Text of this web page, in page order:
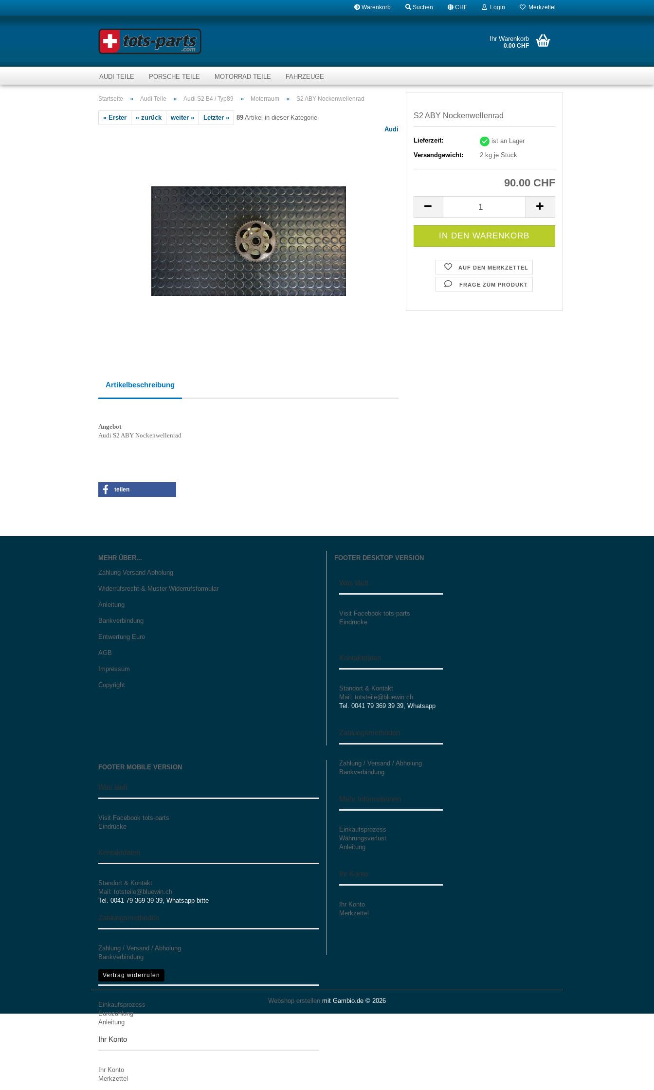
Warenkorb Suchen CHF Login Merkzettel
Ihr Warenkorb
0.00 CHF
AUDI TEILE PORSCHE TEILE MOTORRAD TEILE FAHRZEUGE
Startseite » Audi Teile » Audi S2 B4 / Typ89 » Motorraum » S2 ABY Nockenwellenrad
« Erster « zurück weiter » Letzter » 89 Artikel in dieser Kategorie
Audi
S2 ABY Nockenwellenrad
Lieferzeit:
ist an Lager
Versandgewicht:
2 kg je Stück
90.00 CHF
AUF DEN MERKZETTEL
FRAGE ZUM PRODUKT
Artikelbeschreibung
Angebot
Audi S2 ABY Nockenwellenrad
teilen
MEHR ÜBER...
Zahlung Versand Abholung
Widerrufsrecht & Muster-Widerrufsformular
Anleitung
Bankverbindung
Entwertung Euro
AGB
Impressum
Copyright
FOOTER DESKTOP VERSION
Was läuft
Visit Facebook tots-parts
Eindrücke
Kontaktdaten
Standort & Kontakt
Mail: totsteile@bluewin.ch
Tel. 0041 79 369 39 39, Whatsapp
Zahlungsmethoden
Zahlung / Versand / Abholung
Bankverbindung
Mehr Informationen
Einkaufsprozess
Währungsverlust
Anleitung
Ihr Konto
Ihr Konto
Merkzettel
FOOTER MOBILE VERSION
Was läuft
Visit Facebook tots-parts
Eindrücke
Kontaktdaten
Standort & Kontakt
Mail: totsteile@bluewin.ch
Tel. 0041 79 369 39 39, Whatsapp bitte
Zahlungsmethoden
Zahlung / Versand / Abholung
Bankverbindung
Mehr Informationen
Einkaufsprozess
Eurozahlung
Anleitung
Ihr Konto
Ihr Konto
Merkzettel
Vertrag widerrufen
Webshop erstellen mit Gambio.de © 2026